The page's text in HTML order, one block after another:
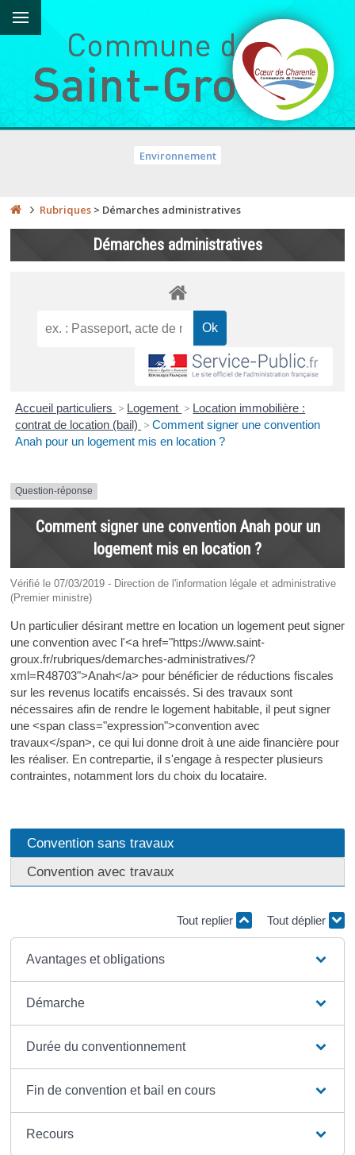
Environnement
Rubriques > Démarches administratives
Démarches administratives
Accueil particuliers > Logement > Location immobilière :
contrat de location (bail) > Comment signer une convention
Anah pour un logement mis en location ?
Question-réponse
Comment signer une convention Anah pour un
logement mis en location ?
Vérifié le 07/03/2019 - Direction de l'information légale et administrative
(Premier ministre)
Un particulier désirant mettre en location un logement peut signer
une convention avec l'<a href="https://www.saint-
groux.fr/rubriques/demarches-administratives/?
xml=R48703">Anah</a> pour bénéficier de réductions fiscales
sur les revenus locatifs encaissés. Si des travaux sont
nécessaires afin de rendre le logement habitable, il peut signer
une <span class="expression">convention avec
travaux</span>, ce qui lui donne droit à une aide financière pour
les réaliser. En contrepartie, il s'engage à respecter plusieurs
contraintes, notamment lors du choix du locataire.
Convention sans travaux
Convention avec travaux
Tout replier Tout déplier
Avantages et obligations
Démarche
Durée du conventionnement
Fin de convention et bail en cours
Recours